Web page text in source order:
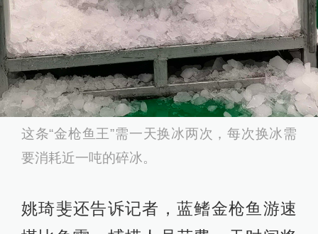
这条“金枪鱼王”需一天换冰两次，每次换冰需
要消耗近一吨的碎冰。
姚琦斐还告诉记者，蓝鳍金枪鱼游速